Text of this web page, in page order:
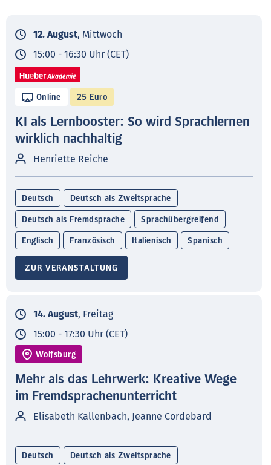
12. August, Mittwoch
15:00 - 16:30 Uhr (CET)
Online 25 Euro
KI als Lernbooster: So wird Sprachlernen
wirklich nachhaltig
Henriette Reiche
Deutsch Deutsch als Zweitsprache
Deutsch als Fremdsprache Sprachübergreifend
Englisch Französisch Italienisch Spanisch
ZUR VERANSTALTUNG
14. August, Freitag
15:00 - 17:30 Uhr (CET)
Wolfsburg
Mehr als das Lehrwerk: Kreative Wege
im Fremdsprachenunterricht
Elisabeth Kallenbach, Jeanne Cordebard
Deutsch Deutsch als Zweitsprache